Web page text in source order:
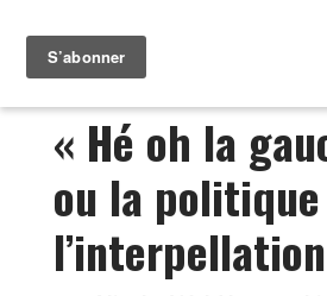
« Hé oh la
ou la
l’interpellation